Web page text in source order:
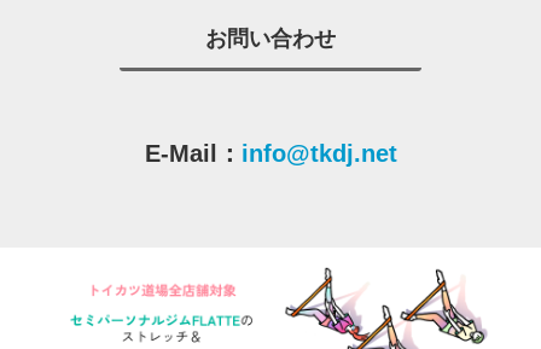
お問い合わせ
E-Mail： info@tkdj.net